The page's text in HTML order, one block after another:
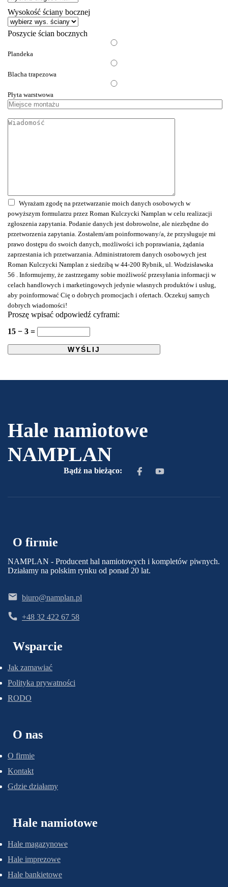
Wysokość ściany bocznej
Poszycie ścian bocznych
Plandeka
Blacha trapezowa
Płyta warstwowa
Miejsce
Wyrażam zgodę na przetwarzanie moich danych osobowych w
powyższym formularzu przez Roman Kulczycki Namplan w celu realizacji
zgłoszenia zapytania. Podanie danych jest dobrowolne, ale niezbędne do
przetworzenia zapytania. Zostałem/am poinformowany/a, że przysługuje mi
prawo dostępu do swoich danych, możliwości ich poprawiania, żądania
zaprzestania ich przetwarzania. Administratorem danych osobowych jest
Roman Kulczycki Namplan z siedzibą w 44-200 Rybnik, ul. Wodzisławska
56 . Informujemy, że zastrzegamy sobie możliwość przesyłania informacji w
celach handlowych i marketingowych jedynie własnych produktów i usług,
aby poinformować Cię o dobrych promocjach i ofertach. Oczekuj samych
dobrych wiadomości!
Proszę wpisać odpowiedź cyframi:
15 − 3 =
Hale namiotowe
NAMPLAN
Bądź na bieżąco:
O firmie
NAMPLAN - Producent hal namiotowych i kompletów piwnych.
Działamy na polskim rynku od ponad 20 lat.
biuro@namplan.pl
+48 32 422 67 58
Wsparcie
Jak zamawiać
Polityka prywatności
RODO
O nas
O firmie
Kontakt
Gdzie działamy
Hale namiotowe
Hale magazynowe
Hale imprezowe
Hale bankietowe